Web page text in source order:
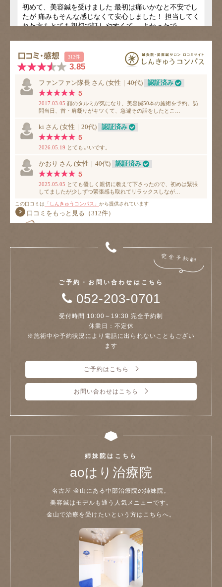
ご予約・お問い合わせはこちら
052-203-0701
受付時間 10:00～19:30 完全予約制
休業日：不定休
※施術中や予約状況により電話に出られないこともござい
ます
ご予約はこちら
お問い合わせはこちら
姉妹院はこちら
aoはり治療院
名古屋 金山にある中部治療院の姉妹院。
美容鍼はモデルも通う人気メニューです。
金山で治療を受けたいという方はこちらへ。